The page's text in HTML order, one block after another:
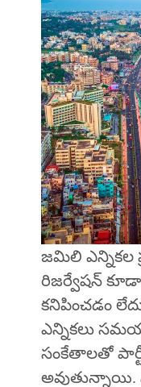
జమిలి ఎన్నికల
రిజర్వేషన్
కనిపించడం
ఎన్నికలు
సంకేతాలతో
అవుతున్నాయి.